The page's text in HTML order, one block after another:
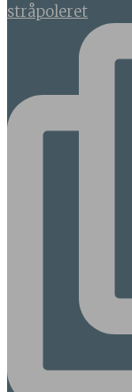
stråpoleret